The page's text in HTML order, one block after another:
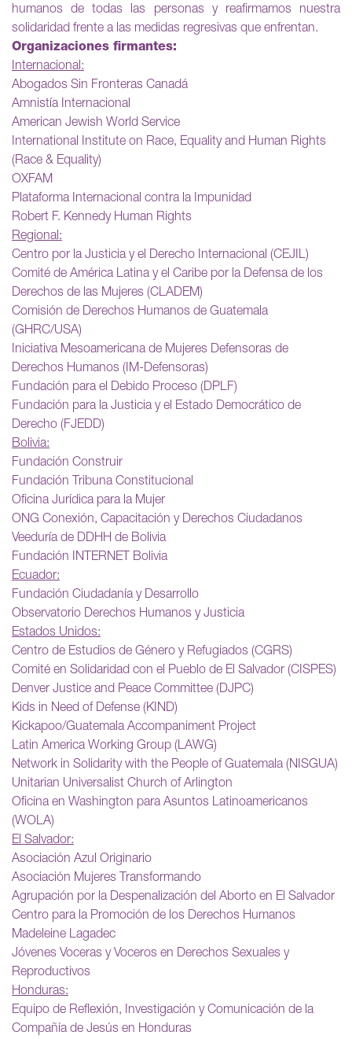
humanos de todas las personas y reafirmamos nuestra
solidaridad frente a las medidas regresivas que enfrentan.
Organizaciones firmantes:
Internacional:
Abogados Sin Fronteras Canadá
Amnistía Internacional
American Jewish World Service
International Institute on Race, Equality and Human Rights
(Race & Equality)
OXFAM
Plataforma Internacional contra la Impunidad
Robert F. Kennedy Human Rights
Regional:
Centro por la Justicia y el Derecho Internacional (CEJIL)
Comité de América Latina y el Caribe por la Defensa de los
Derechos de las Mujeres (CLADEM)
Comisión de Derechos Humanos de Guatemala
(GHRC/USA)
Iniciativa Mesoamericana de Mujeres Defensoras de
Derechos Humanos (IM-Defensoras)
Fundación para el Debido Proceso (DPLF)
Fundación para la Justicia y el Estado Democrático de
Derecho (FJEDD)
Bolivia:
Fundación Construir
Fundación Tribuna Constitucional
Oficina Jurídica para la Mujer
ONG Conexión, Capacitación y Derechos Ciudadanos
Veeduría de DDHH de Bolivia
Fundación INTERNET Bolivia
Ecuador:
Fundación Ciudadanía y Desarrollo
Observatorio Derechos Humanos y Justicia
Estados Unidos:
Centro de Estudios de Género y Refugiados (CGRS)
Comité en Solidaridad con el Pueblo de El Salvador (CISPES)
Denver Justice and Peace Committee (DJPC)
Kids in Need of Defense (KIND)
Kickapoo/Guatemala Accompaniment Project
Latin America Working Group (LAWG)
Network in Solidarity with the People of Guatemala (NISGUA)
Unitarian Universalist Church of Arlington
Oficina en Washington para Asuntos Latinoamericanos
(WOLA)
El Salvador:
Asociación Azul Originario
Asociación Mujeres Transformando
Agrupación por la Despenalización del Aborto en El Salvador
Centro para la Promoción de los Derechos Humanos
Madeleine Lagadec
Jóvenes Voceras y Voceros en Derechos Sexuales y
Reproductivos
Honduras:
Equipo de Reflexión, Investigación y Comunicación de la
Compañía de Jesús en Honduras